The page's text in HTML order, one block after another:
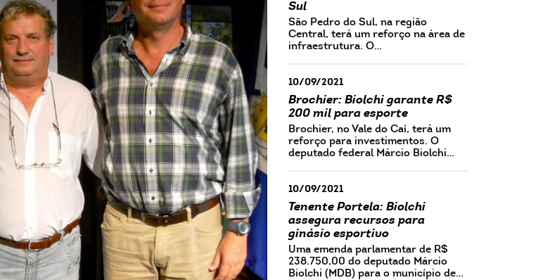
Sul
São Pedro do Sul, na região
Central, terá um reforço na área de
infraestrutura. O…
10/09/2021
Brochier: Biolchi garante R$
200 mil para esporte
Brochier, no Vale do Caí, terá um
reforço para investimentos. O
deputado federal Márcio Biolchi…
10/09/2021
Tenente Portela: Biolchi
assegura recursos para
ginásio esportivo
Uma emenda parlamentar de R$
238.750,00 do deputado Márcio
Biolchi (MDB) para o município de…